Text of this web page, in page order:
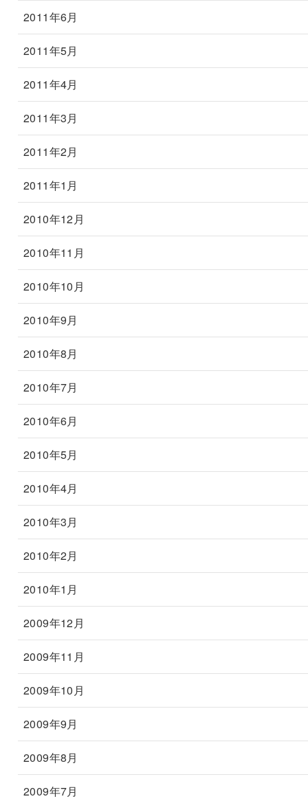
2011年6月
2011年5月
2011年4月
2011年3月
2011年2月
2011年1月
2010年12月
2010年11月
2010年10月
2010年9月
2010年8月
2010年7月
2010年6月
2010年5月
2010年4月
2010年3月
2010年2月
2010年1月
2009年12月
2009年11月
2009年10月
2009年9月
2009年8月
2009年7月